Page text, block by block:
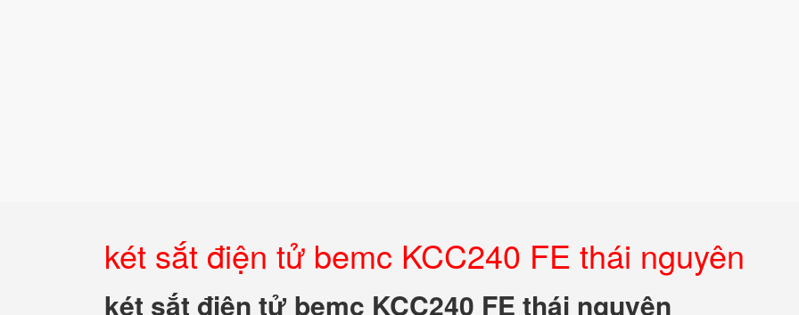
két sắt điện tử bemc KCC240 FE thái nguyên
két sắt điện tử bemc KCC240 FE thái nguyên